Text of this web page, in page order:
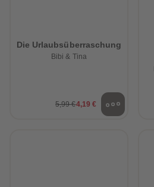
Die Urlaubsüberraschung
Bibi & Tina
5,99 €4,19 €